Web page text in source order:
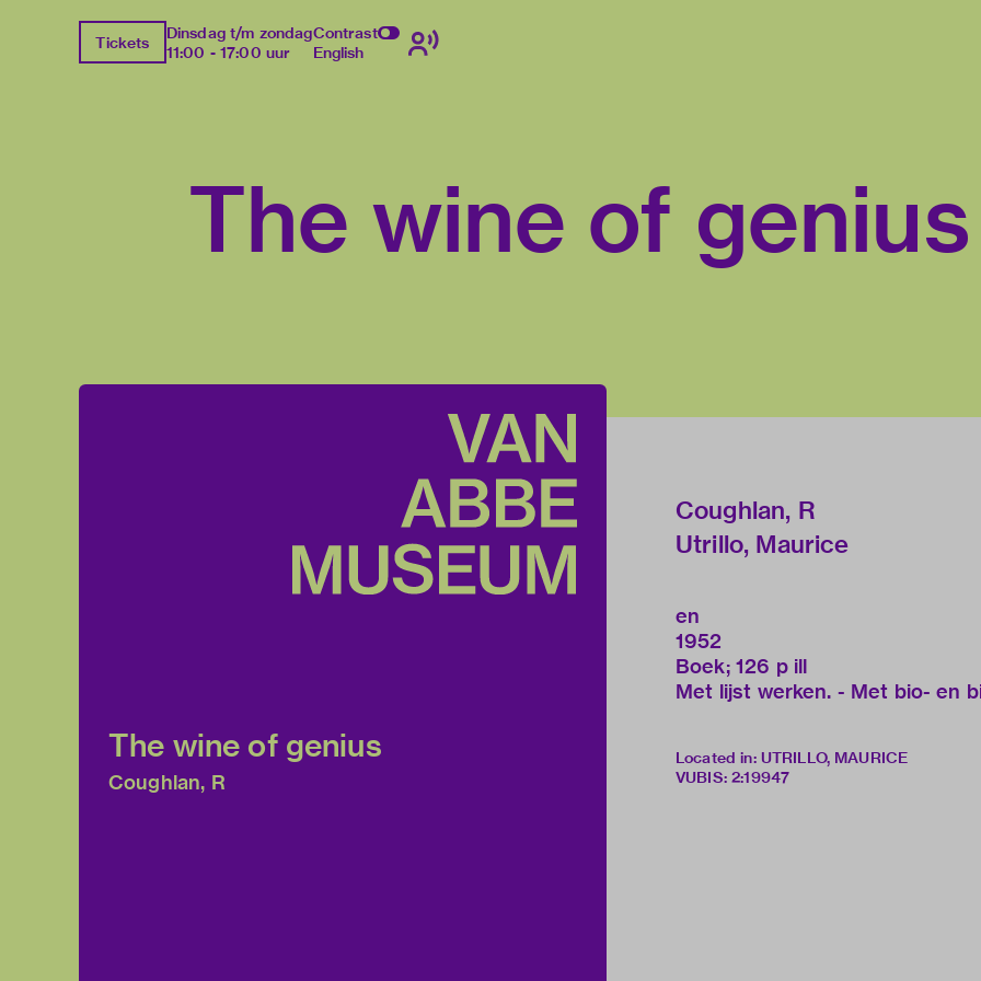
Tickets
Dinsdag t/m zondag
11:00 - 17:00 uur
Contrast
English
The wine of genius
The wine of genius
Coughlan, R
Coughlan, R
Utrillo, Maurice
en
1952
Boek; 126 p ill
Met lijst werken. - Met bio- en
Located in: UTRILLO, MAURICE
VUBIS: 2:19947